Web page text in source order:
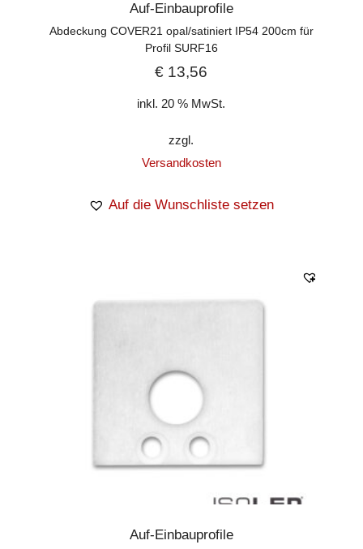
Auf-Einbauprofile
Abdeckung COVER21 opal/satiniert IP54 200cm für
Profil SURF16
€ 13,56
inkl. 20 % MwSt.
zzgl.
Versandkosten
Auf die Wunschliste setzen
Auf-Einbauprofile